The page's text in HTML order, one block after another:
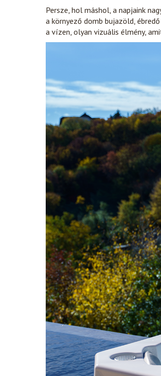
Persze, hol máshol, a napjaink
a környező domb bujazöld,
a vízen, olyan vizuális élmény,